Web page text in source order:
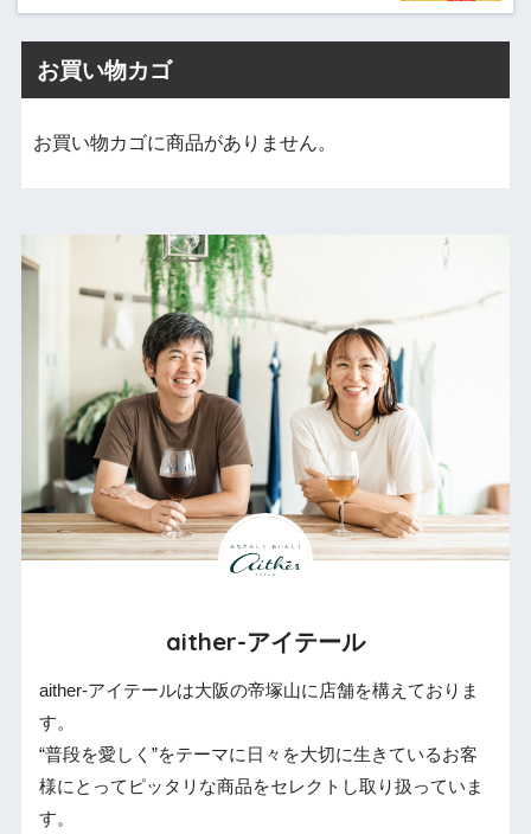
お買い物カゴ
お買い物カゴに商品がありません。
aither-アイテール
aither-アイテールは大阪の帝塚山に店舗を構えておりま
す。
“普段を愛しく”をテーマに日々を大切に生きているお客
様にとってピッタリな商品をセレクトし取り扱っていま
す。